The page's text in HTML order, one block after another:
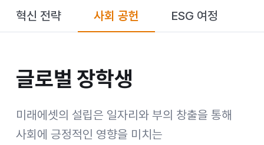
혁신 전략 사회 공헌 ESG 여정
글로벌 장학생
미래에셋의 설립은 일자리와 부의 창출을 통해
사회에 긍정적인 영향을 미치는